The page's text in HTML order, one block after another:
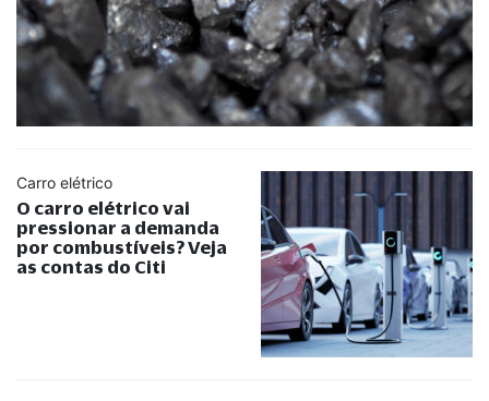
Carro elétrico
O carro elétrico vai
pressionar a demanda
por combustíveis? Veja
as contas do Citi